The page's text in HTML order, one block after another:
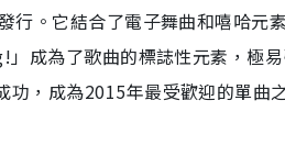
行。它結合了電子舞曲和嘻哈元
成為了歌曲的標誌性元素，極
，成為2015年最受歡迎的單曲